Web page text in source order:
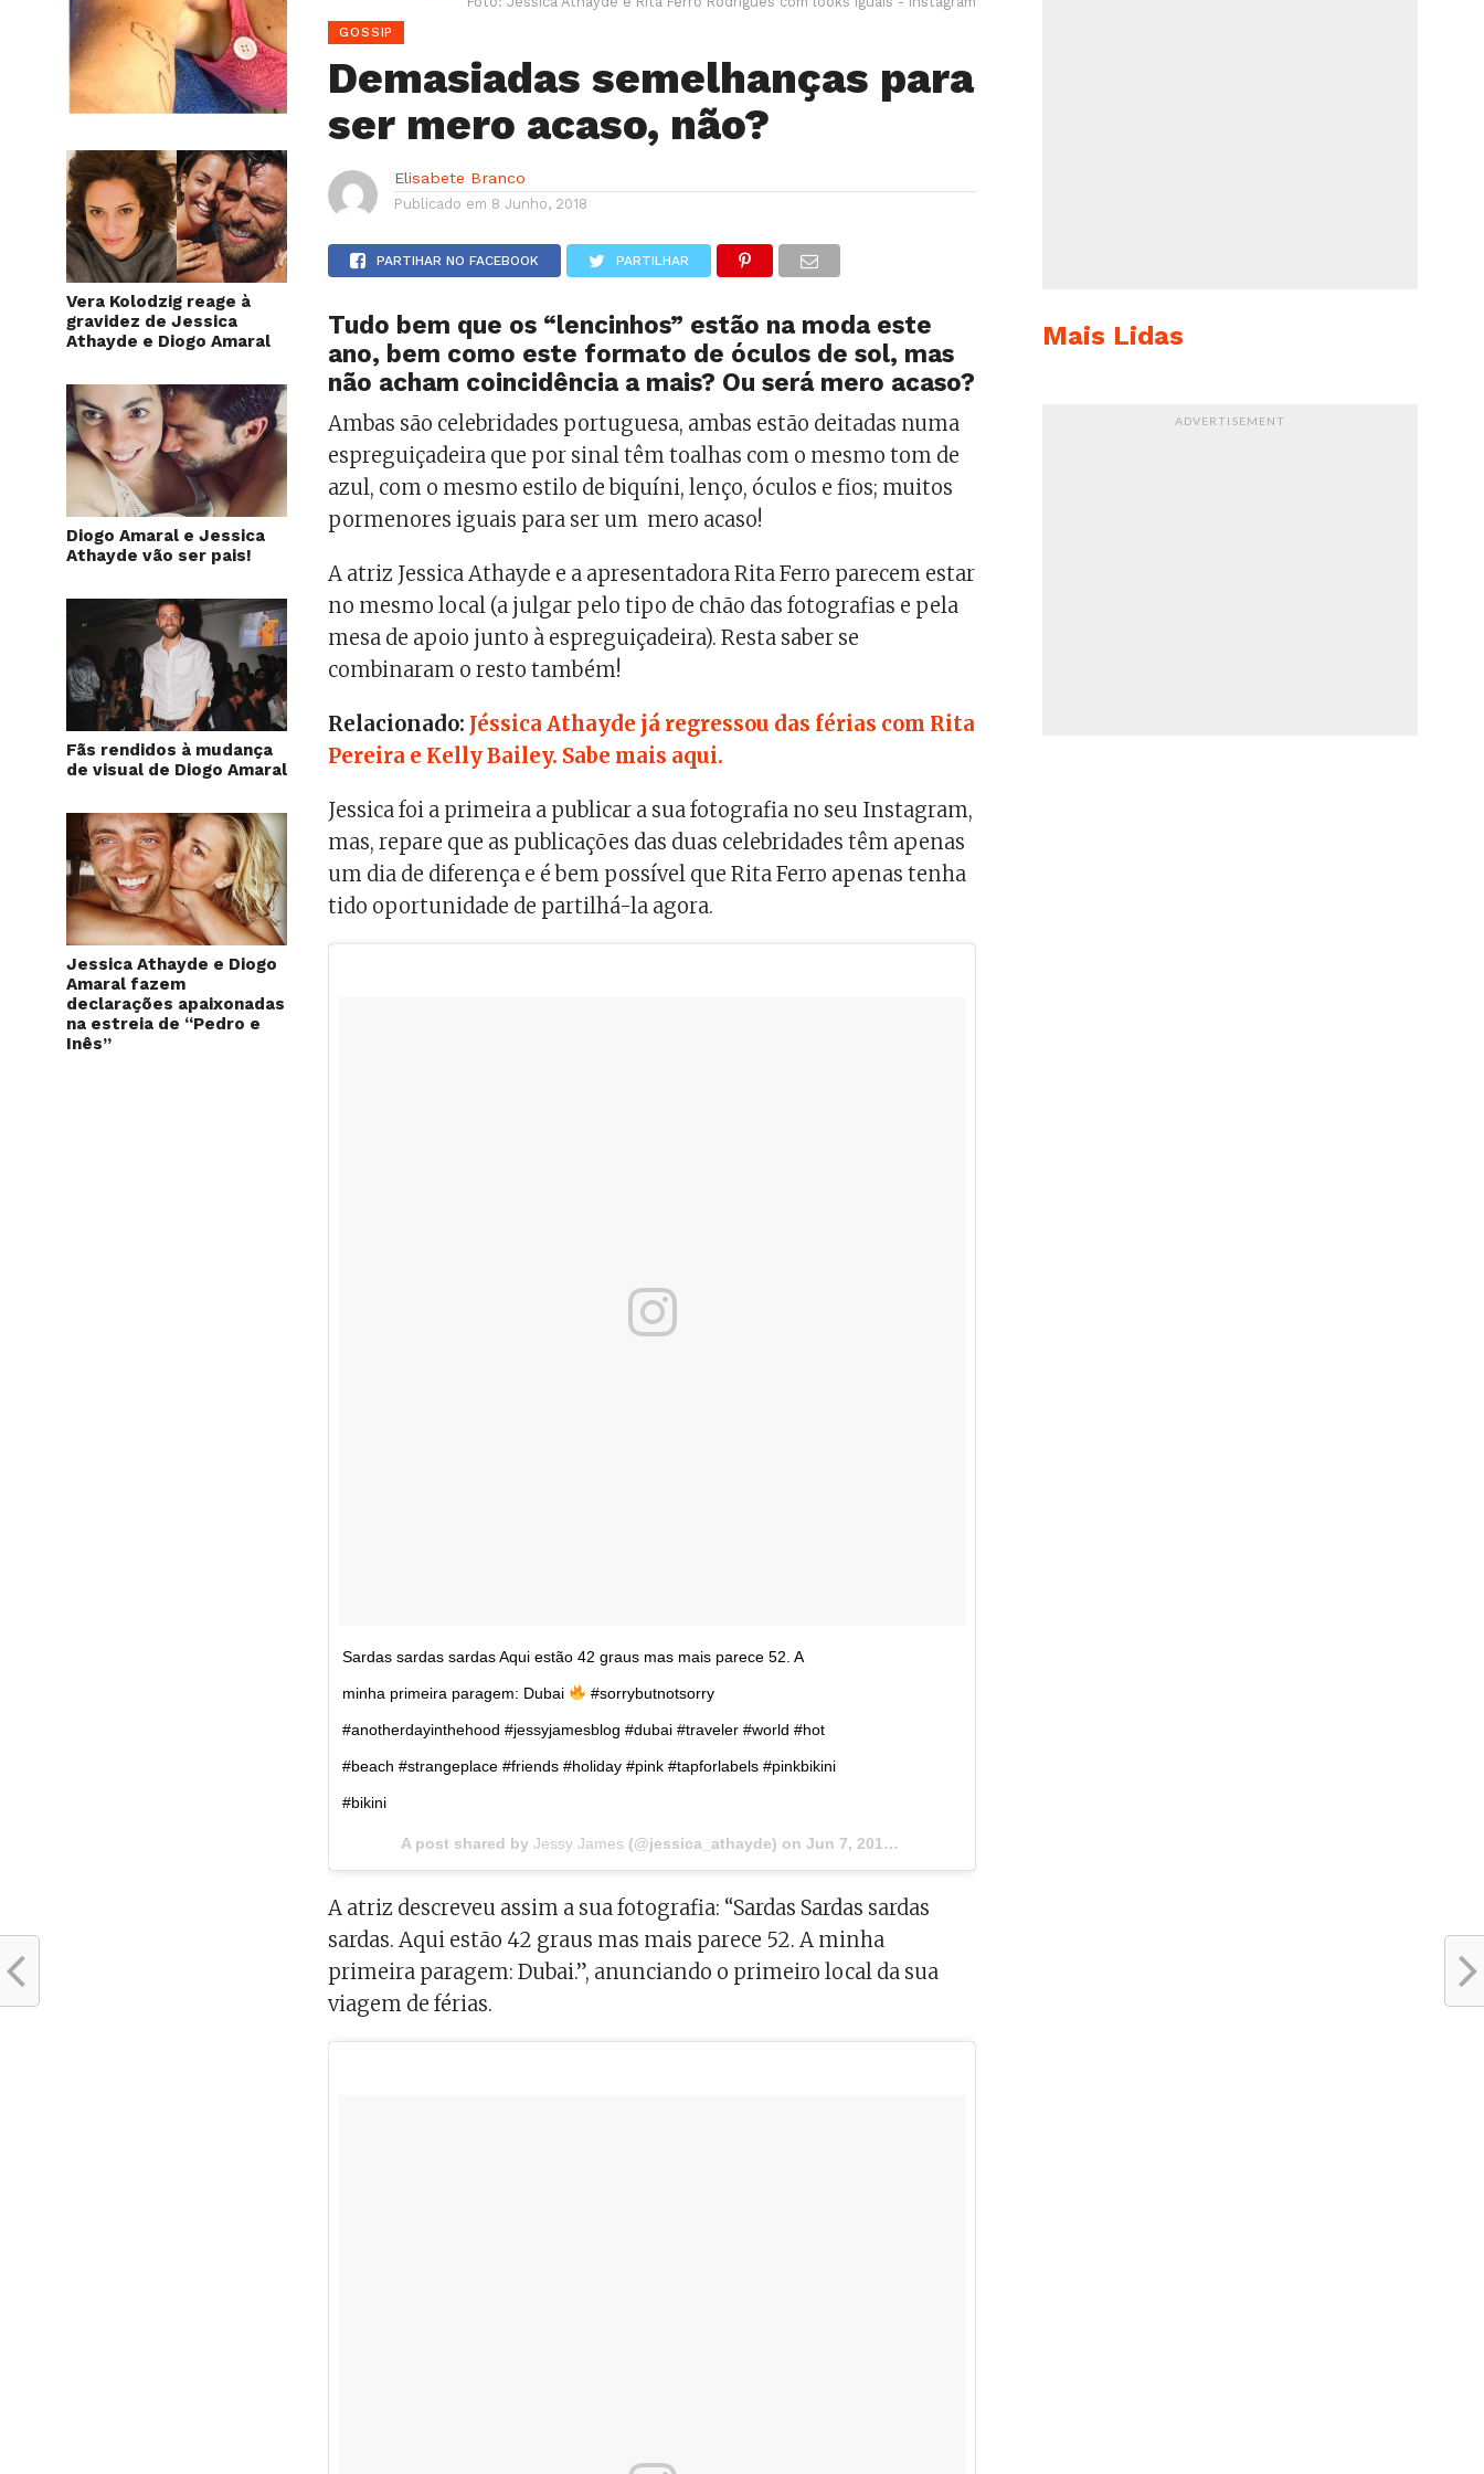
Vera Kolodzig reage à
gravidez de Jessica
Athayde e Diogo Amaral
Diogo Amaral e Jessica
Athayde vão ser pais!
Fãs rendidos à mudança
de visual de Diogo Amaral
Jessica Athayde e Diogo
Amaral fazem
declarações apaixonadas
na estreia de “Pedro e
Inês”
GOSSIP
Demasiadas semelhanças para
ser mero acaso, não?
Elisabete Branco
Publicado em 8 Junho, 2018
PARTIHAR NO FACEBOOK PARTILHAR
Tudo bem que os “lencinhos” estão na moda este
ano, bem como este formato de óculos de sol, mas
não acham coincidência a mais? Ou será mero acaso?
Ambas são celebridades portuguesa, ambas estão deitadas numa
espreguiçadeira que por sinal têm toalhas com o mesmo tom de
azul, com o mesmo estilo de biquíni, lenço, óculos e fios; muitos
pormenores iguais para ser um mero acaso!
A atriz Jessica Athayde e a apresentadora Rita Ferro parecem estar
no mesmo local (a julgar pelo tipo de chão das fotografias e pela
mesa de apoio junto à espreguiçadeira). Resta saber se
combinaram o resto também!
Relacionado: Jéssica Athayde já regressou das férias com Rita
Pereira e Kelly Bailey. Sabe mais aqui.
Jessica foi a primeira a publicar a sua fotografia no seu Instagram,
mas, repare que as publicações das duas celebridades têm apenas
um dia de diferença e é bem possível que Rita Ferro apenas tenha
tido oportunidade de partilhá-la agora.
Sardas sardas sardas Aqui estão 42 graus mas mais parece 52. A
minha primeira paragem: Dubai #sorrybutnotsorry
#anotherdayinthehood #jessyjamesblog #dubai #traveler #world #hot
#beach #strangeplace #friends #holiday #pink #tapforlabels #pinkbikini
#bikini
A post shared byJessy James (@jessica_athayde) onJun 7, 2018 at 3:29am PDT
A atriz descreveu assim a sua fotografia: “Sardas Sardas sardas
sardas. Aqui estão 42 graus mas mais parece 52. A minha
primeira paragem: Dubai.”, anunciando o primeiro local da sua
viagem de férias.
Mais Lidas
ADVERTISEMENT